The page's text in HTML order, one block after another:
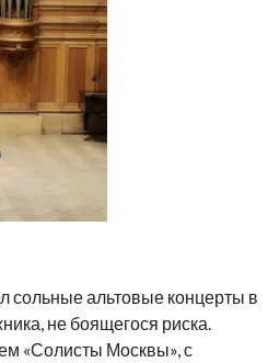
сольные альтовые концерты в
не боящегося риска.
«Солисты Москвы», с